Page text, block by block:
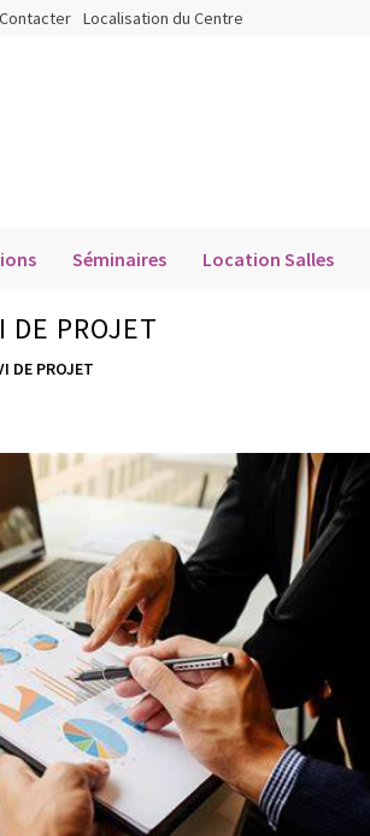
Localisation du Centre
Séminaires Location Salles
DE PROJET
DE PROJET